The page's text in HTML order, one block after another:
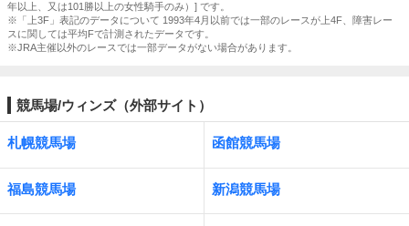
年以上、又は101勝以上の女性騎手のみ）] です。
※「上3F」表記のデータについて 1993年4月以前では一部のレースが上4F、障害レー
スに関しては平均Fで計測されたデータです。
※JRA主催以外のレースでは一部データがない場合があります。
競馬場/ウィンズ（外部サイト）
札幌競馬場 函館競馬場
福島競馬場 新潟競馬場